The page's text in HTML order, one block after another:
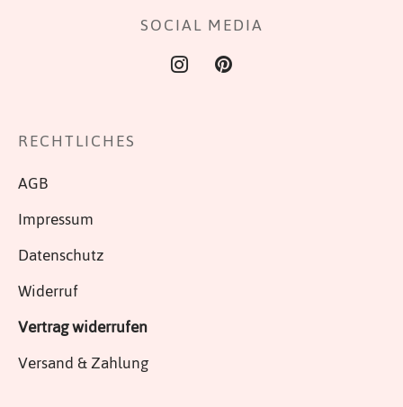
SOCIAL MEDIA
RECHTLICHES
AGB
Impressum
Datenschutz
Widerruf
Vertrag widerrufen
Versand & Zahlung